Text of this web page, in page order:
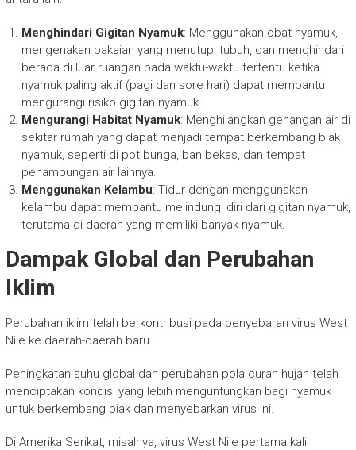
Menghindari Gigitan Nyamuk: Menggunakan obat nyamuk,
mengenakan pakaian yang menutupi tubuh, dan menghindari
berada di luar ruangan pada waktu-waktu tertentu ketika
nyamuk paling aktif (pagi dan sore hari) dapat membantu
mengurangi risiko gigitan nyamuk.
Mengurangi Habitat Nyamuk: Menghilangkan genangan air di
sekitar rumah yang dapat menjadi tempat berkembang biak
nyamuk, seperti di pot bunga, ban bekas, dan tempat
penampungan air lainnya.
Menggunakan Kelambu: Tidur dengan menggunakan
kelambu dapat membantu melindungi diri dari gigitan nyamuk,
terutama di daerah yang memiliki banyak nyamuk.
Dampak Global dan Perubahan
Iklim
Perubahan iklim telah berkontribusi pada penyebaran virus West
Nile ke daerah-daerah baru.
Peningkatan suhu global dan perubahan pola curah hujan telah
menciptakan kondisi yang lebih menguntungkan bagi nyamuk
untuk berkembang biak dan menyebarkan virus ini.
Di Amerika Serikat, misalnya, virus West Nile pertama kali